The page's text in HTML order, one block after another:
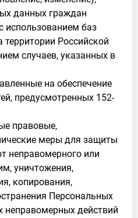
данных граждан
использованием баз
Российской
случаев, указанных в
на обеспечение
предусмотренных 152-
правовые,
меры для защиты
неправомерного или
уничтожения,
копирования,
Персональных
неправомерных действий